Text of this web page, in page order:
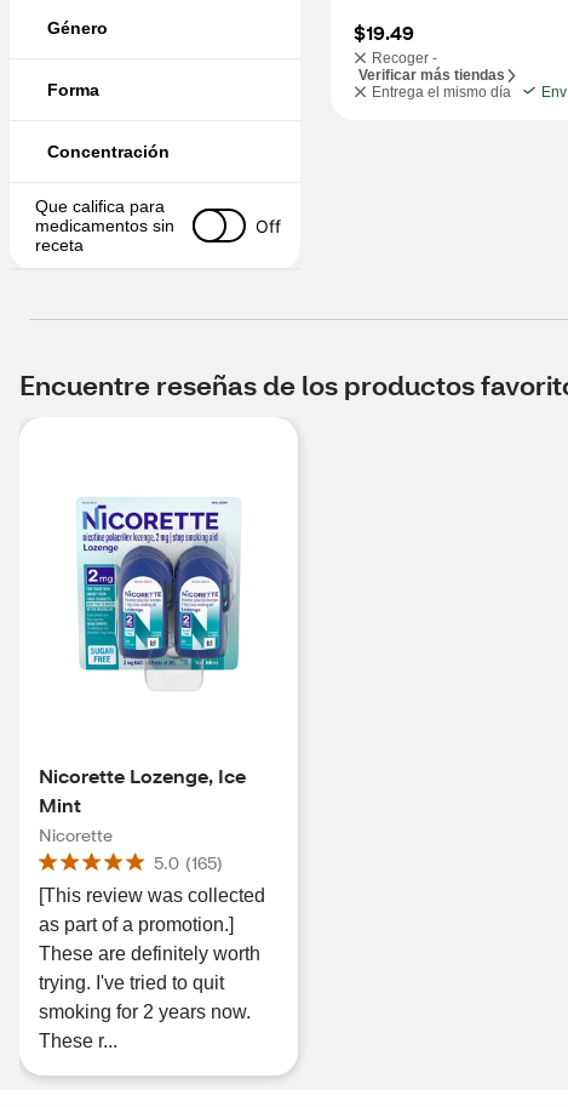
Género
Forma
Concentración
Que califica para
medicamentos sin
receta
Off
$19.49
Recoger -
Verificar más tiendas
Entrega el mismo día
Encuentre reseñas de los productos
Nicorette Lozenge, Ice
Mint
Nicorette
5.0 (165)
[This review was collected
as part of a promotion.]
These are definitely worth
trying. I've tried to quit
smoking for 2 years now.
These r...